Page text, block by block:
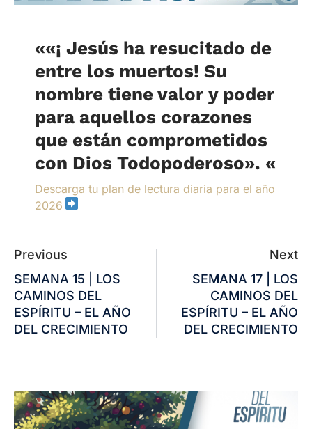
««¡ Jesús ha resucitado de
entre los muertos! Su
nombre tiene valor y poder
para aquellos corazones
que están comprometidos
con Dios Todopoderoso». «
Descarga tu plan de lectura diaria para el año
2026
Previous
SEMANA 15 | LOS
CAMINOS DEL
ESPÍRITU – EL AÑO
DEL CRECIMIENTO
Next
SEMANA 17 | LOS
CAMINOS DEL
ESPÍRITU – EL AÑO
DEL CRECIMIENTO